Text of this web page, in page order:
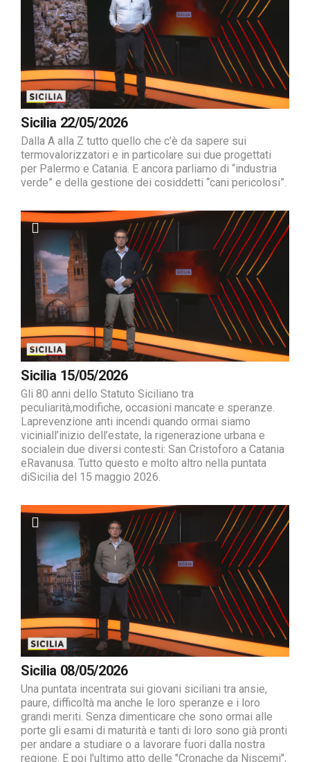
Sicilia 22/05/2026
Dalla A alla Z tutto quello che c’è da sapere sui
termovalorizzatori e in particolare sui due progettati
per Palermo e Catania. E ancora parliamo di “industria
verde” e della gestione dei cosiddetti “cani pericolosi”.
Sicilia 15/05/2026
Gli 80 anni dello Statuto Siciliano tra
peculiarità,modifiche, occasioni mancate e speranze.
Laprevenzione anti incendi quando ormai siamo
viciniall’inizio dell’estate, la rigenerazione urbana e
socialein due diversi contesti: San Cristoforo a Catania
eRavanusa. Tutto questo e molto altro nella puntata
diSicilia del 15 maggio 2026.
Sicilia 08/05/2026
Una puntata incentrata sui giovani siciliani tra ansie,
paure, difficoltà ma anche le loro speranze e i loro
grandi meriti. Senza dimenticare che sono ormai alle
porte gli esami di maturità e tanti di loro sono già pronti
per andare a studiare o a lavorare fuori dalla nostra
regione. E poi l'ultimo atto delle "Cronache da Niscemi",